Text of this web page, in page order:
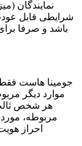
نمایندگان
شرایطی قابل
باشد و صرفا
موارد دیگر
هر شخص ثالث
مربوطه، مورد
احراز